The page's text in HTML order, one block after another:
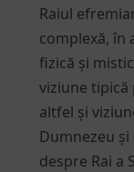
Raiul
complexă, în
fizică și
viziune
altfel și
Dumnezeu
despre Rai a